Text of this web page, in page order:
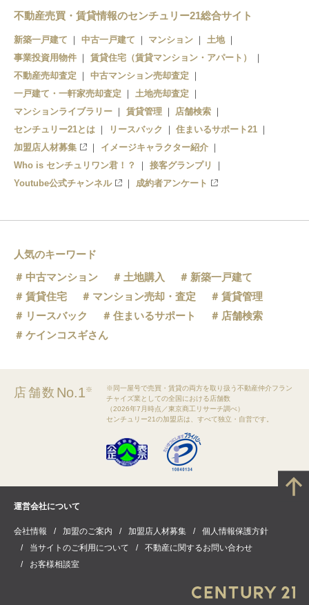
不動産売買・賃貸情報のセンチュリー21総合サイト
新築一戸建て 中古一戸建て マンション
土地
事業投資用物件
賃貸住宅（賃貸マンション・アパート）
不動産売却査定
中古マンション売却査定
一戸建て・一軒家売却査定
土地売却査定
マンションライブラリー
賃貸管理
店舗検索
センチュリー21とは
リースバック
住まいるサポート21
加盟店人材募集
イメージキャラクター紹介
Who is センチュリワン君！？
接客グランプリ
Youtube公式チャンネル
成約者アンケート
人気のキーワード
中古マンション
土地購入
新築一戸建て
賃貸住宅
マンション売却・査定
賃貸管理
リースバック
住まいるサポート
店舗検索
ケインコスギさん
店舗数 No.1※
※同一屋号で売買・賃貸の両方を取り扱う不動産仲介フラン
チャイズ業としての全国における店舗数
（2026年7月時点／東京商工リサーチ調べ）
センチュリー21の加盟店は、すべて独立・自営です。
運営会社について
会社情報 加盟のご案内 加盟店人材募集
個人情報保護方針
当サイトのご利用について
不動産に関するお問い合わせ
お客様相談室